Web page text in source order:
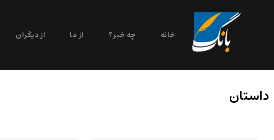
خانه چه خبر؟ از ما از دیگران
داستان